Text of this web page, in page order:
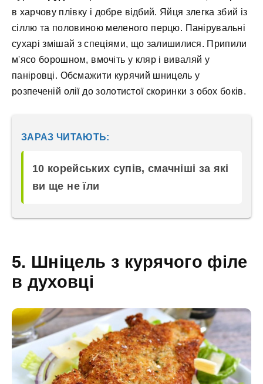
в харчову плівку і добре відбий. Яйця злегка збий із
сіллю та половиною меленого перцю. Панірувальні
сухарі змішай з спеціями, що залишилися. Припили
м'ясо борошном, вмочіть у кляр і виваляй у
паніровці. Обсмажити курячий шницель у
розпеченій олії до золотистої скоринки з обох боків.
ЗАРАЗ ЧИТАЮТЬ:
10 корейських супів, смачніші за які
ви ще не їли
5. Шніцель з курячого філе
в духовці